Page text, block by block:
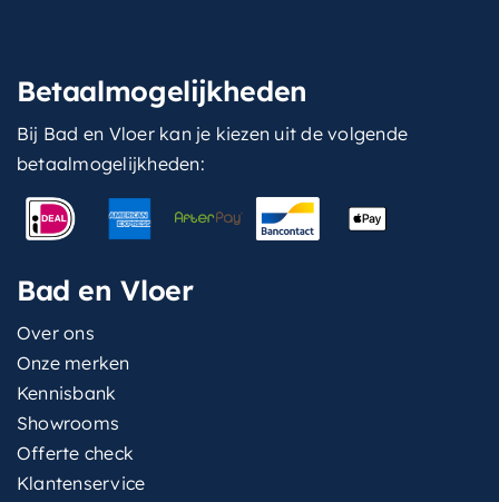
Betaalmogelijkheden
Bij Bad en Vloer kan je kiezen uit de volgende
betaalmogelijkheden:
Bad en Vloer
Over ons
Onze merken
Kennisbank
Showrooms
Offerte check
Klantenservice